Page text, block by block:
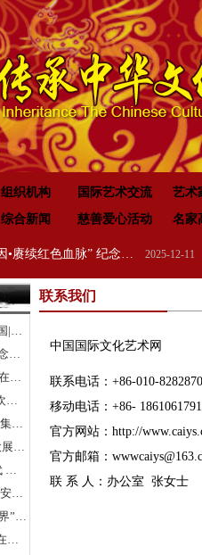
2025-12-11
“传承红色基因•赓续红色血脉” 纪念中国人民抗日战争暨世界反法西斯战争胜利 80 周年
组织机构 国际艺术交流
艺术
综合新闻 慈善爱心活动 名家
联系我们
中国国际文化艺术网
联系电话：+86-010-
移动电话：+86-
官方网站：http://
官方邮箱：
联 系 人：办公室 张女士
2026（第二届）世界和平·健康中国|全球华人福运五洲·世界和平祈愿盛典暨全球华侨华人送“福”活动
“传承红色基因•赓续红色血脉” 纪念中国人民抗日战争暨世界反法西斯战争胜利 80 周年
开国元勋墨宝100位将军书法特展在高唐举办
金丝结·东方九雅公益爱心春节联欢晚会隆重举行
TVR 全球传媒启动 -家家同辉企业集团成立 新闻发布会在浙江.乌镇隆重举行
全国青少年“我的童画世界”书画大展大型公益活动北京总决赛颁奖典礼
传承白求恩精神，砥砺奋进新时代 纪念白求恩80周年研讨会
第27届 国际书法联盟书法展—“长安国际书法邀请展”在西安大明宫国家遗址公园丹凤门博物馆启幕
2019首届中国青少年“我的童画世界”书画大展启动仪式在长城脚下拉开帷幕
2019首届中国画技法大赛 研讨会在京举行